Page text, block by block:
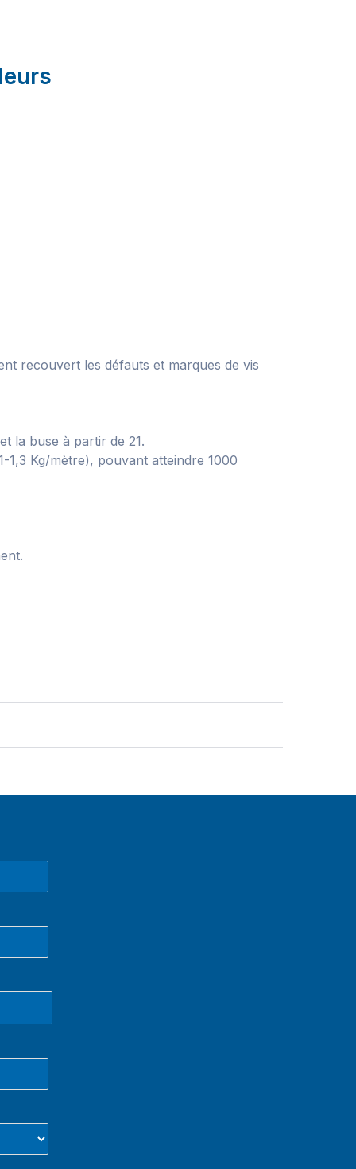
recouvert les défauts et marques de vis
la buse à partir de 21.
Kg/mètre), pouvant atteindre 1000